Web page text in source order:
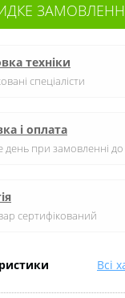
Всі
техніки
спеціалісти
і оплата
день при замовленні до
сертифікований